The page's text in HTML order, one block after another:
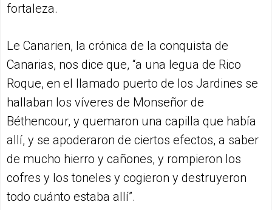
fortaleza.
Le Canarien, la crónica de la conquista de
Canarias, nos dice que, “a una legua de Rico
Roque, en el llamado puerto de los Jardines se
hallaban los víveres de Monseñor de
Béthencour, y quemaron una capilla que había
allí, y se apoderaron de ciertos efectos, a saber
de mucho hierro y cañones, y rompieron los
cofres y los toneles y cogieron y destruyeron
todo cuánto estaba allí”.